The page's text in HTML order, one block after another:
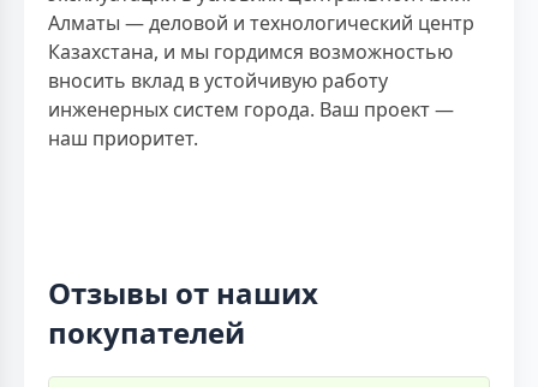
Алматы — деловой и технологический центр
Казахстана, и мы гордимся возможностью
вносить вклад в устойчивую работу
инженерных систем города. Ваш проект —
наш приоритет.
Отзывы от наших
покупателей